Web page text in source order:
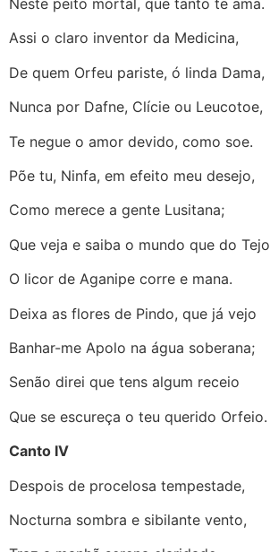
Neste peito mortal, que tanto te ama.
Assi o claro inventor da Medicina,
De quem Orfeu pariste, ó linda Dama,
Nunca por Dafne, Clície ou Leucotoe,
Te negue o amor devido, como soe.
Põe tu, Ninfa, em efeito meu desejo,
Como merece a gente Lusitana;
Que veja e saiba o mundo que do Tejo
O licor de Aganipe corre e mana.
Deixa as flores de Pindo, que já vejo
Banhar-me Apolo na água soberana;
Senão direi que tens algum receio
Que se escureça o teu querido Orfeio.
Canto IV
Despois de procelosa tempestade,
Nocturna sombra e sibilante vento,